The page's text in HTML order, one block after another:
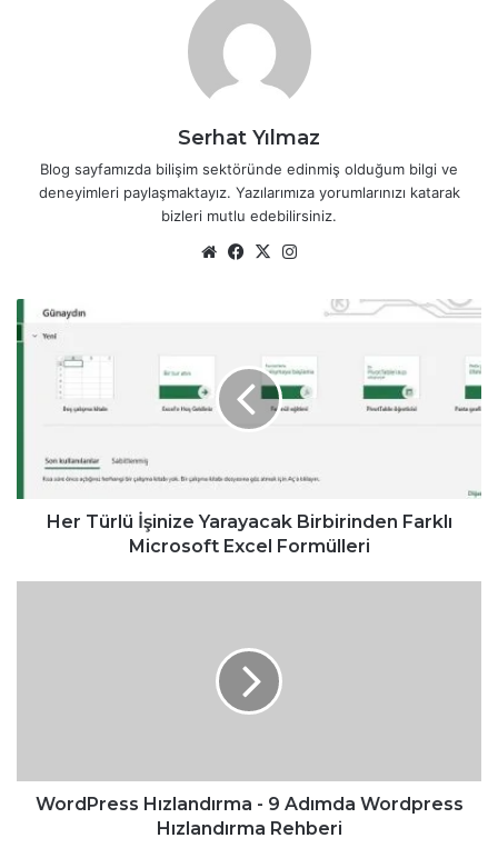
Serhat Yılmaz
Blog sayfamızda bilişim sektöründe edinmiş olduğum bilgi ve
deneyimleri paylaşmaktayız. Yazılarımıza yorumlarınızı katarak
bizleri mutlu edebilirsiniz.
We Fa
X
İ
Her Türlü İşinize Yarayacak Birbirinden Farklı
Microsoft Excel Formülleri
s
WordPress Hızlandırma - 9 Adımda Wordpress
Hızlandırma Rehberi